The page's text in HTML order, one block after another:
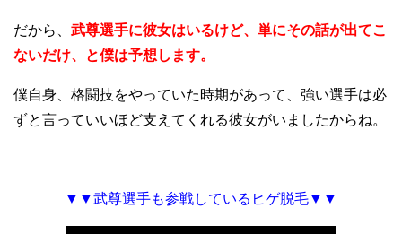
だから、 武尊選手に彼女はいるけど、単にその話が出てこ
ないだけ、と僕は予想します。
僕自身、格闘技をやっていた時期があって、強い選手は必
ずと言っていいほど支えてくれる彼女がいましたからね。
▼▼武尊選手も参戦しているヒゲ脱毛▼▼